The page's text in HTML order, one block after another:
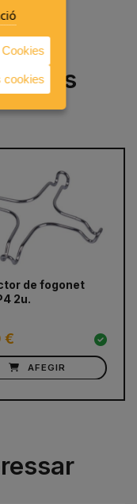
es
de fogonet
2u.
€
AFEGIR
cookies